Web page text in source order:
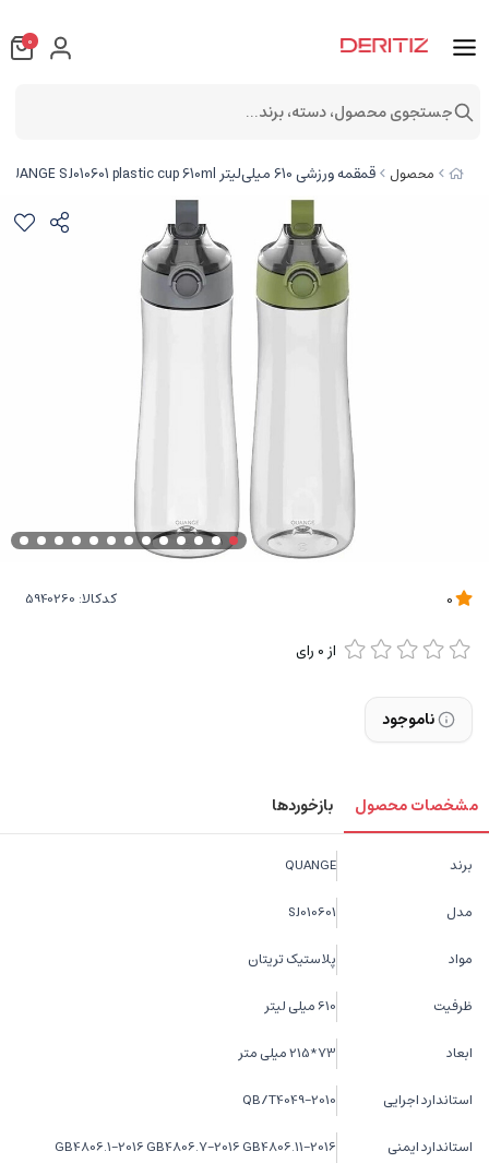
محصول قمقمه ورزشی 610 میلی‌لیتر QUANGE SJ010601 plastic cup 610ml
کدکالا:
از0 رای
ناموجود
مشخصات محصول بازخوردها
برند QUANGE
مدل SJ010601
مواد پلاستیک تریتان
ظرفیت 610 میلی لیتر
ابعاد 73*215 میلی متر
استاندارد اجرایی QB/T4049-2010
استاندارد ایمنی GB4806.1-2016 GB4806.7-2016 GB4806.11-2016
0
جستجوی محصول، دسته، برند...